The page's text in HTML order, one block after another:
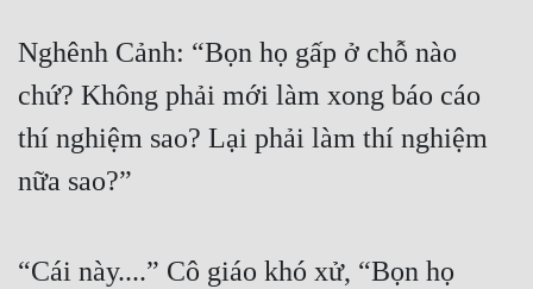
Nghênh Cảnh: “Bọn họ gấp ở chỗ nào
chứ? Không phải mới làm xong báo cáo
thí nghiệm sao? Lại phải làm thí nghiệm
nữa sao?”
“Cái này....” Cô giáo khó xử, “Bọn họ